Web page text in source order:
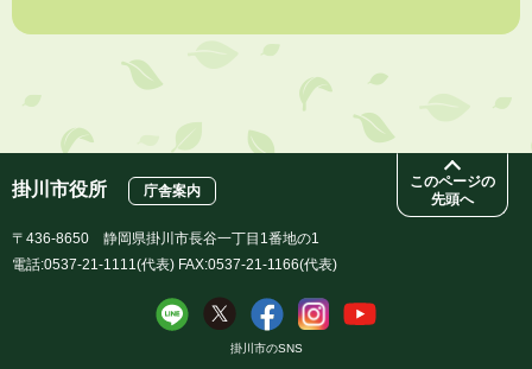
企業版ふるさと納税（地方創生応援税制）のお願い
2026年8月3日
【参加者募集】プロ棋士から学ぼう！はじめての将棋教室
このページの
先頭へ
掛川市役所 庁舎案内
〒436-8650 静岡県掛川市長谷一丁目1番地の1
電話:0537-21-1111(代表) FAX:0537-21-1166(代表)
掛川市のSNS